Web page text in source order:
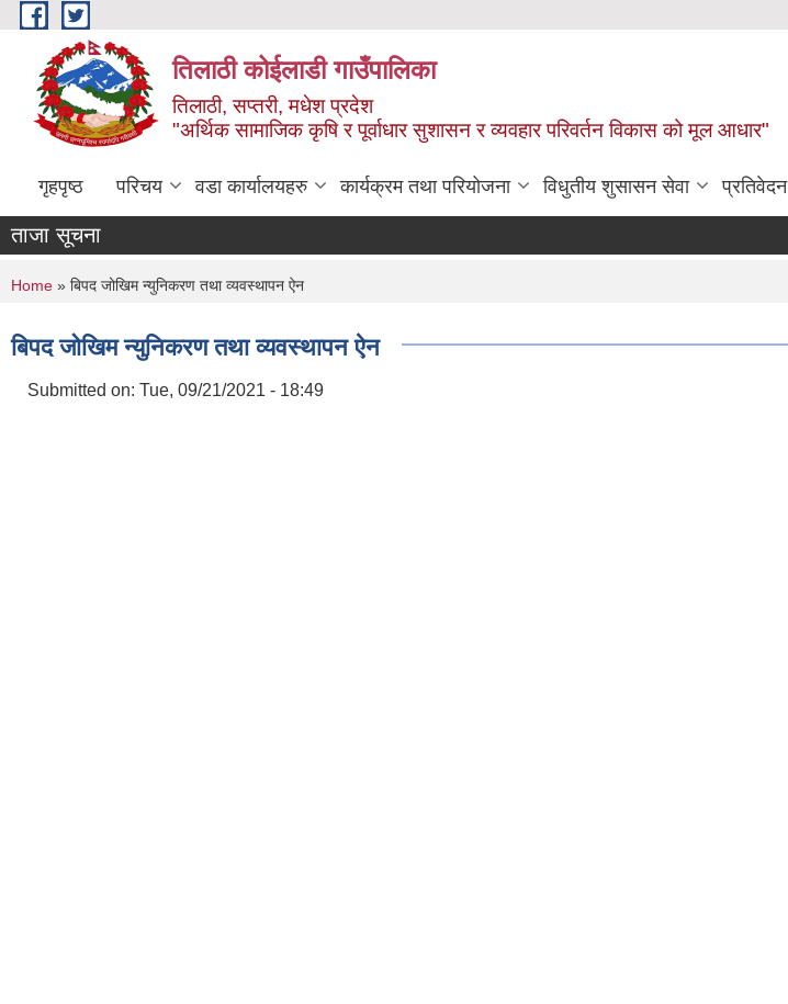
Skip to main content
तिलाठी कोईलाडी गाउँपालिका
तिलाठी, सप्तरी, मधेश प्रदेश
"अर्थिक सामाजिक कृषि र पूर्वाधार सुशासन र व्यवहार परिवर्तन विकास को मूल आधार"
गृहपृष्ठ परिचय वडा कार्यालयहरु कार्यक्रम तथा परियोजना विधुतीय शुसासन सेवा प्रतिवेदन
ताजा सूचना
You are here
Home » बिपद जोखिम न्युनिकरण तथा व्यवस्थापन ऐन
बिपद जोखिम न्युनिकरण तथा व्यवस्थापन ऐन
Submitted on: Tue, 09/21/2021 - 18:49